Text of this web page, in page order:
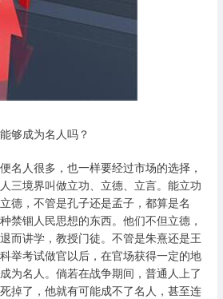
够成为名人吗？
名人很多，也一样要经过市场的选择，
三境界叫做立功、立德、立言。能立功
德，不管是孔子还是孟子，都算是名
禁锢人民思想的东西。他们不但立德，
而讲学，教授门徒。不管是朱熹还是王
举考试做官以后，在官场获得一定的地
为名人。倘若在战争期间，普通人上了
掉了，他就有可能成不了名人，甚至连